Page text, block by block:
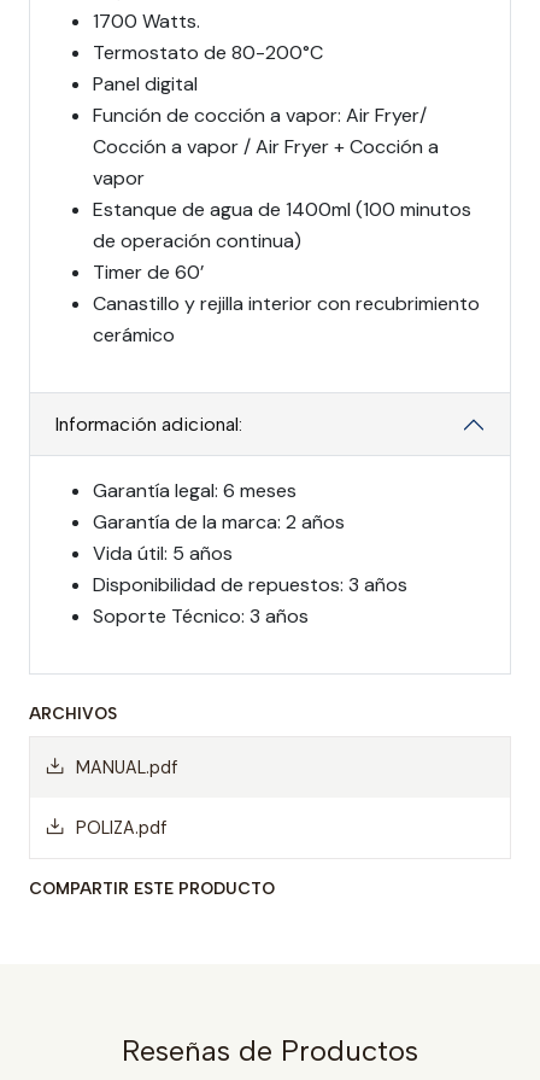
1700 Watts.
Termostato de 80-200°C
Panel digital
Función de cocción a vapor: Air Fryer/
Cocción a vapor / Air Fryer + Cocción a
vapor
Estanque de agua de 1400ml (100 minutos
de operación continua)
Timer de 60’
Canastillo y rejilla interior con recubrimiento
cerámico
Información adicional:
Garantía legal: 6 meses
Garantía de la marca: 2 años
Vida útil: 5 años
Disponibilidad de repuestos: 3 años
Soporte Técnico: 3 años
ARCHIVOS
MANUAL.pdf
POLIZA.pdf
COMPARTIR ESTE PRODUCTO
Reseñas de Productos